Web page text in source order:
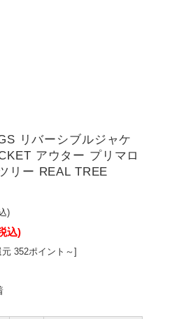
リバーシブルジャケ
アウター プリマロ
リー REAL TREE
)
込)
352ポイント～]